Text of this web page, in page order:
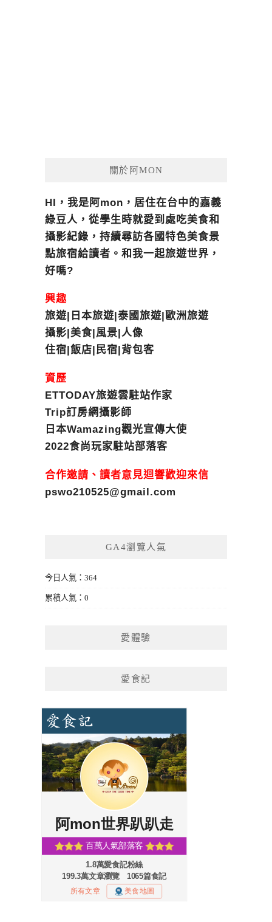
關於阿MON
HI，我是阿mon，居住在台中的嘉義
綠豆人，從學生時就愛到處吃美食和
攝影紀錄，持續尋訪各國特色美食景
點旅宿給讀者。和我一起旅遊世界，
好嗎?
興趣
旅遊|日本旅遊|泰國旅遊|歐洲旅遊
攝影|美食|風景|人像
住宿|飯店|民宿|背包客
資歷
ETTODAY旅遊雲駐站作家
Trip訂房網攝影師
日本Wamazing觀光宣傳大使
2022食尚玩家駐站部落客
合作邀請、讀者意見迴響歡迎來信
pswo210525@gmail.com
GA4瀏覽人氣
今日人氣：364
累積人氣：0
愛體驗
愛食記